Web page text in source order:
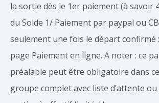
la sortie dès le 1er paiement (à savoir
du Solde 1/ Paiement par paypal ou
seulement une fois le départ confirmé
page Paiement en ligne. A noter : ce
préalable peut être obligatoire dans
groupe complet avec liste d’attente